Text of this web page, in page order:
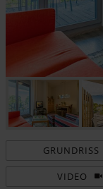
VIDEO